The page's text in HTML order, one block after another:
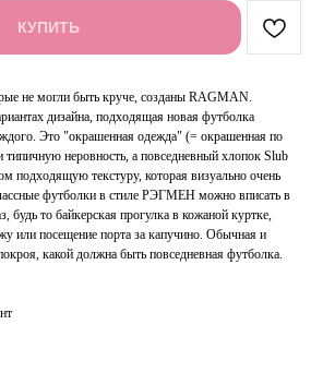
КУПИТЬ
не могли быть круче, созданы RAGMAN.
дизайна, подходящая новая футболка
Это "окрашенная одежда" (= окрашенная по
типичную неровность, а повседневный хлопок Slub
подходящую текстуру, которая визуально очень
футболки в стиле РЭГМЕН можно вписать в
будь то байкерская прогулка в кожаной куртке,
или посещение порта за капучино. Обычная и
какой должна быть повседневная футболка.